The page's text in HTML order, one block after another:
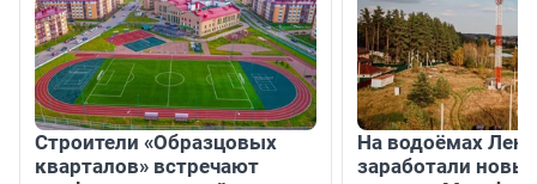
Строители «Образцовых
кварталов» встречают
На водоёмах
заработали